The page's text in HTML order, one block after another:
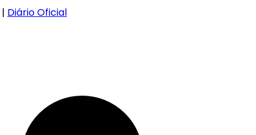
| Diário Oficial